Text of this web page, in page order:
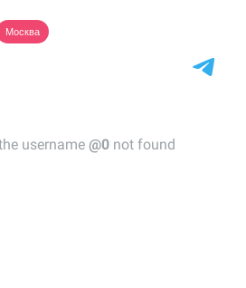
Москва